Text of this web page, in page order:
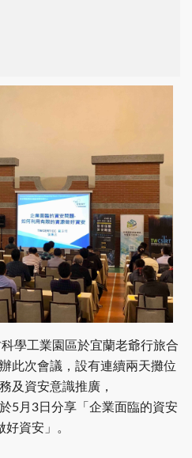
學工業園區於宜蘭老爺行旅合
此次會議，設有連續兩天攤位
及資安意識推廣，
5月3日分享「企業面臨的資安
資安」。